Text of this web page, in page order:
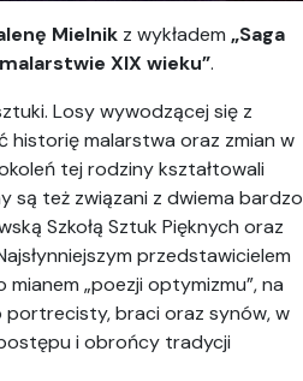
Mielnik z wykładem „Saga
XIX wieku”.
Losy wywodzącej się z
historię malarstwa oraz zmian w
tej rodziny kształtowali
są też związani z dwiema bardzo
Szkołą Sztuk Pięknych oraz
przedstawicielem
„poezji optymizmu”, na
braci oraz synów, w
i obrońcy tradycji